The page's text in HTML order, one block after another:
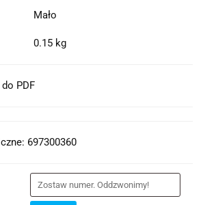
Mało
0.15 kg
PDF
697300360